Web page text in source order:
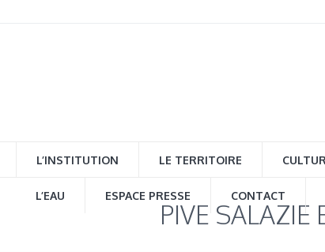
L’INSTITUTION LE TERRITOIRE
L’EAU ESPACE PRESSE CONTACT
PIVE SALAZIE